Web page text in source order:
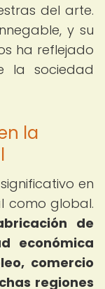
del arte.
y su
ha reflejado
la sociedad
la
en
como global.
de
económica
comercio
regiones